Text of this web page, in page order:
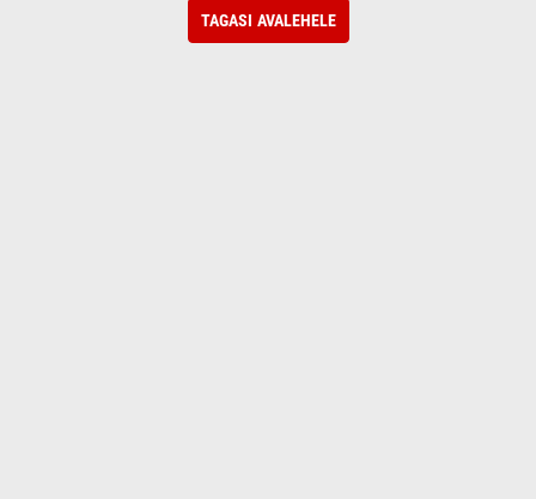
TAGASI AVALEHELE